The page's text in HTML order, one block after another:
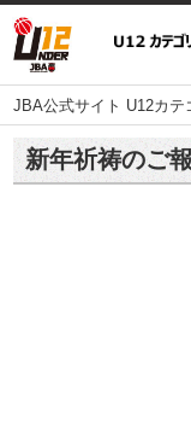
JBA公式サイト U12カテ
新年祈祷のご